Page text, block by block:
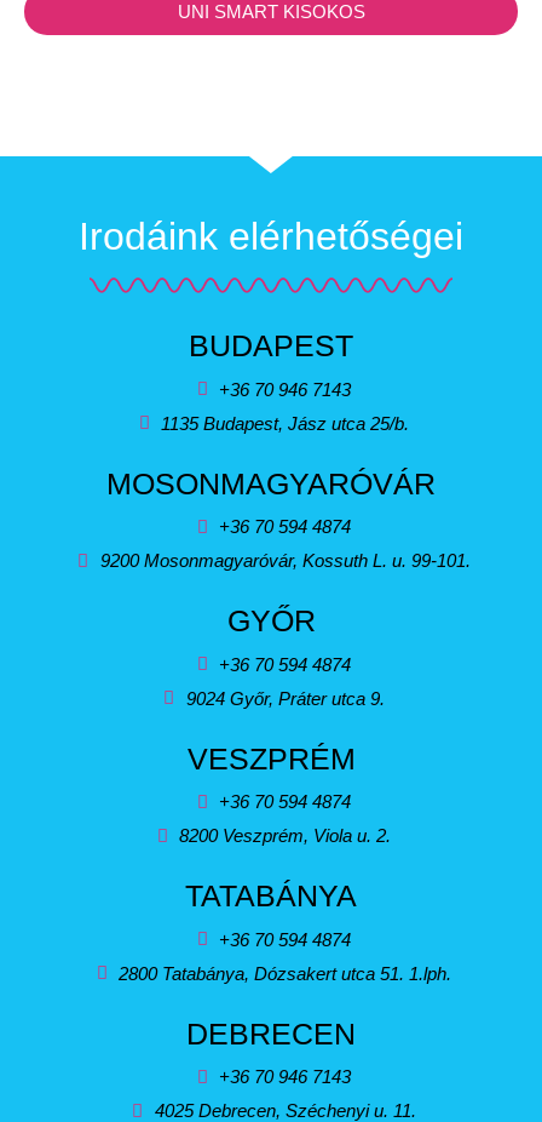
UNI SMART KISOKOS
Irodáink elérhetőségei
BUDAPEST
+36 70 946 7143
1135 Budapest, Jász utca 25/b.
MOSONMAGYARÓVÁR
+36 70 594 4874
9200 Mosonmagyaróvár, Kossuth L. u. 99-101.
GYŐR
+36 70 594 4874
9024 Győr, Práter utca 9.
VESZPRÉM
+36 70 594 4874
8200 Veszprém, Viola u. 2.
TATABÁNYA
+36 70 594 4874
2800 Tatabánya, Dózsakert utca 51. 1.lph.
DEBRECEN
+36 70 946 7143
4025 Debrecen, Széchenyi u. 11.